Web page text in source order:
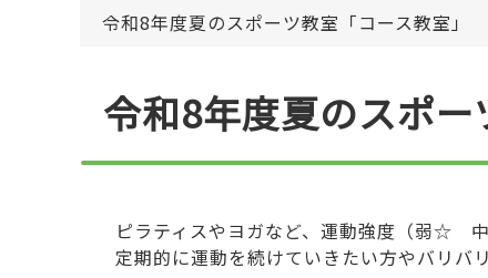
令和8年度夏のスポーツ教室「コース教室」
令和8年度夏のスポー
ピラティスやヨガなど、運動強度（弱☆
定期的に運動を続けていきたい方やバリバ